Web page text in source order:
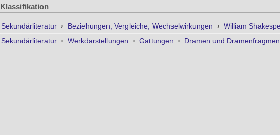
Klassifikation
Sekundärliteratur › Beziehungen, Vergleiche, Wechselwirkungen › William
Sekundärliteratur › Werkdarstellungen › Gattungen › Dramen und